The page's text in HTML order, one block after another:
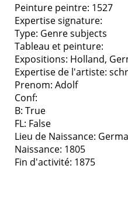
Peinture peintre: 1527
Expertise signature:
Type: Genre subjects
Tableau et peinture:
Expositions: Holland,
Expertise de l'artiste:
Prenom: Adolf
Conf:
B: True
FL: False
Lieu de Naissance:
Naissance: 1805
Fin d'activité: 1875